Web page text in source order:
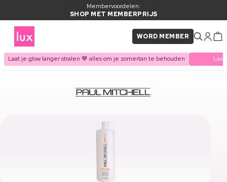
Membervoordelen:
SHOP MET MEMBERPRIJS
WORD MEMBER
Laat je glow langer stralen 🤎 alles om je zomertan te behouden